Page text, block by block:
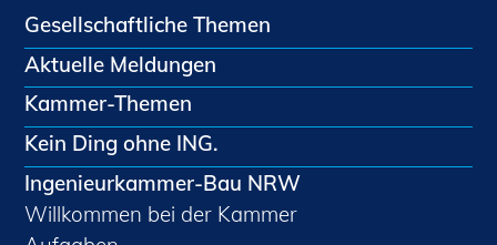
Gesellschaftliche Themen
Aktuelle Meldungen
Kammer-Themen
Kein Ding ohne ING.
Ingenieurkammer-Bau NRW
Willkommen bei der Kammer